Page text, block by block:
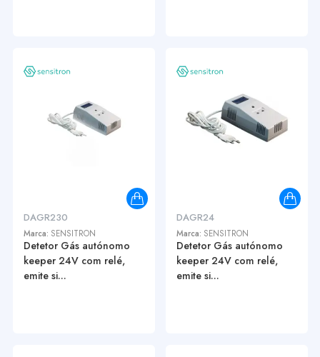
DAGR230
Marca: SENSITRON
Detetor Gás autónomo
keeper 24V com relé,
emite si...
DAGR24
Marca: SENSITRON
Detetor Gás autónomo
keeper 24V com relé,
emite si...